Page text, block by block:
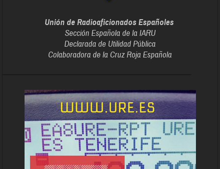
Unión de Radioaficionados Españoles
Sección Española de la IARU
Declarada de Utilidad Pública
Colaboradora de la Cruz Roja Española